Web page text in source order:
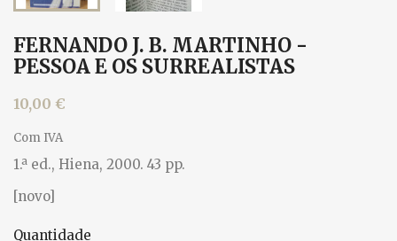
FERNANDO J. B. MARTINHO -
PESSOA E OS SURREALISTAS
10,00 €
Com IVA
1.ª ed., Hiena, 2000. 43 pp.
[novo]
Quantidade